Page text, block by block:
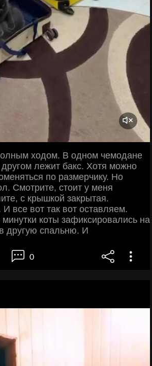
ходом. В одном чемодане
лежит бакс. Хотя можно
по размерчику. Но
Смотрите, стоит у меня
с крышкой закрытая.
все вот так вот оставляем.
коты зафиксировались на
другую спальню. И
0